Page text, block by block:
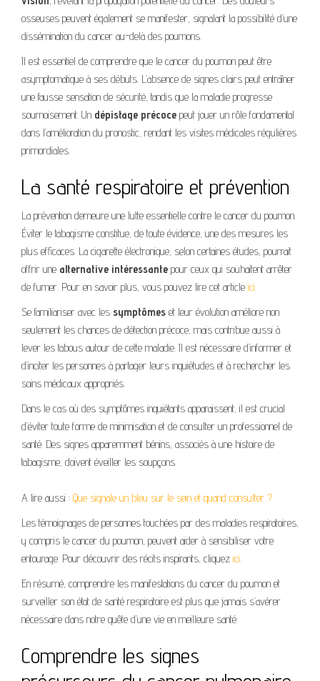
osseuses peuvent également se manifester, signalant la possibilité d’une
dissémination du cancer au-delà des poumons.
Il est essentiel de comprendre que le cancer du poumon peut être
asymptomatique à ses débuts. L’absence de signes clairs peut entraîner
une fausse sensation de sécurité, tandis que la maladie progresse
sournoisement. Un dépistage précoce peut jouer un rôle fondamental
dans l’amélioration du pronostic, rendant les visites médicales régulières
primordiales.
La santé respiratoire et prévention
La prévention demeure une lutte essentielle contre le cancer du poumon.
Éviter le tabagisme constitue, de toute évidence, une des mesures les
plus efficaces. La cigarette électronique, selon certaines études, pourrait
offrir une alternative intéressante pour ceux qui souhaitent arrêter
de fumer. Pour en savoir plus, vous pouvez lire cet article ici.
Se familiariser avec les symptômes et leur évolution améliore non
seulement les chances de détection précoce, mais contribue aussi à
lever les tabous autour de cette maladie. Il est nécessaire d’informer et
d’inciter les personnes à partager leurs inquiétudes et à rechercher les
soins médicaux appropriés.
Dans le cas où des symptômes inquiétants apparaissent, il est crucial
d’éviter toute forme de minimisation et de consulter un professionnel de
santé. Des signes apparemment bénins, associés à une histoire de
tabagisme, doivent éveiller les soupçons.
A lire aussi : Que signale un bleu sur le sein et quand consulter ?
Les témoignages de personnes touchées par des maladies respiratoires,
y compris le cancer du poumon, peuvent aider à sensibiliser votre
entourage. Pour découvrir des récits inspirants, cliquez ici.
En résumé, comprendre les manifestations du cancer du poumon et
surveiller son état de santé respiratoire est plus que jamais s’avérer
nécessaire dans notre quête d’une vie en meilleure santé.
Comprendre les signes